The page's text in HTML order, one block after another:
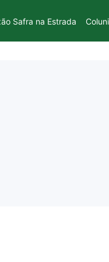
Safra na Estrada